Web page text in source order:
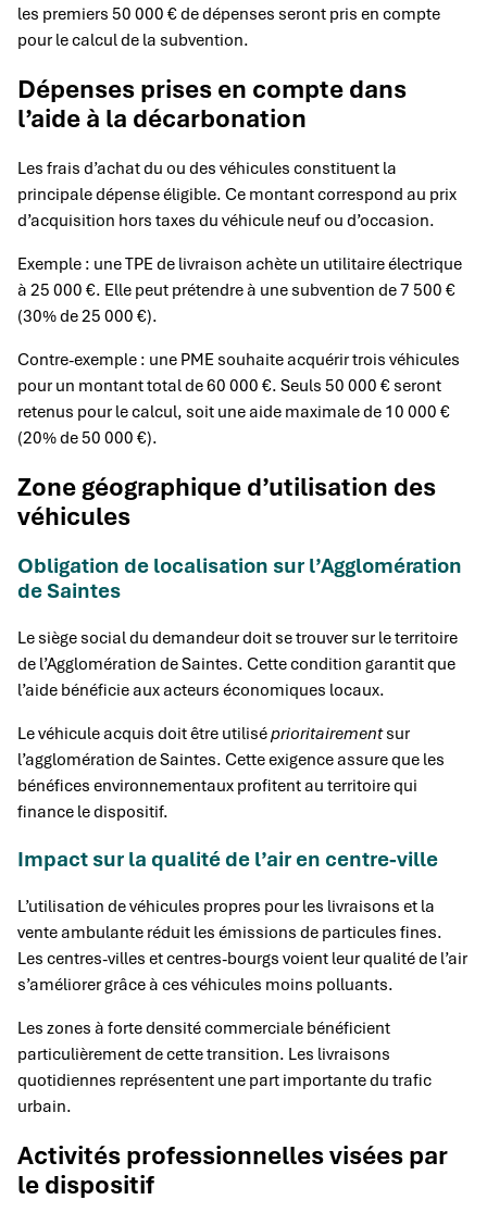
les premiers 50 000 € de dépenses seront pris en compte
pour le calcul de la subvention.
Dépenses prises en compte dans
l’aide à la décarbonation
Les frais d’achat du ou des véhicules constituent la
principale dépense éligible. Ce montant correspond au prix
d’acquisition hors taxes du véhicule neuf ou d’occasion.
Exemple : une TPE de livraison achète un utilitaire électrique
à 25 000 €. Elle peut prétendre à une subvention de 7 500 €
(30% de 25 000 €).
Contre-exemple : une PME souhaite acquérir trois véhicules
pour un montant total de 60 000 €. Seuls 50 000 € seront
retenus pour le calcul, soit une aide maximale de 10 000 €
(20% de 50 000 €).
Zone géographique d’utilisation des
véhicules
Obligation de localisation sur l’Agglomération
de Saintes
Le siège social du demandeur doit se trouver sur le territoire
de l’Agglomération de Saintes. Cette condition garantit que
l’aide bénéficie aux acteurs économiques locaux.
Le véhicule acquis doit être utiliséprioritairementsur
l’agglomération de Saintes. Cette exigence assure que les
bénéfices environnementaux profitent au territoire qui
finance le dispositif.
Impact sur la qualité de l’air en centre-ville
L’utilisation de véhicules propres pour les livraisons et la
vente ambulante réduit les émissions de particules fines.
Les centres-villes et centres-bourgs voient leur qualité de l’air
s’améliorer grâce à ces véhicules moins polluants.
Les zones à forte densité commerciale bénéficient
particulièrement de cette transition. Les livraisons
quotidiennes représentent une part importante du trafic
urbain.
Activités professionnelles visées par
le dispositif